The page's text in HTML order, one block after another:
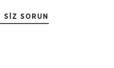
SIZ SORUN